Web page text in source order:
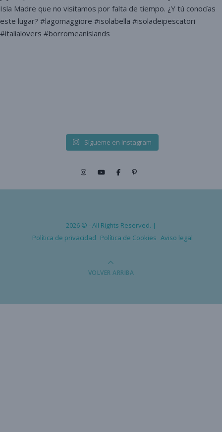
Sígueme en Instagram
2026 © - All Rights Reserved. |
Política de privacidad Política de Cookies Aviso legal
VOLVER ARRIBA